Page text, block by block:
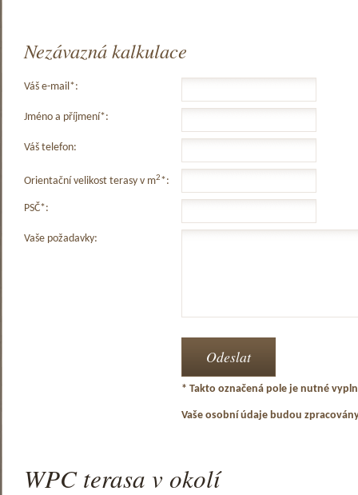
Nezávazná kalkulace
Váš e-mail*:
Jméno a příjmení*:
Váš telefon:
Orientační velikost terasy v m2*:
PSČ*:
Vaše požadavky:
* Takto označená pole je nutné
Vaše osobní údaje budou
WPC terasa v okolí